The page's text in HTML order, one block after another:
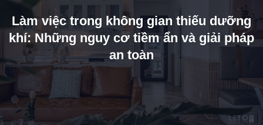
Làm việc trong không gian thiếu dưỡng
khí: Những nguy cơ tiềm ẩn và giải pháp
an toàn